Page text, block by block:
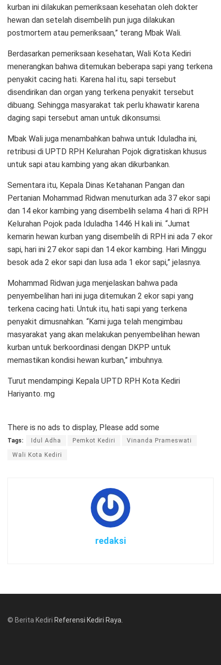
kurban ini dilakukan pemeriksaan kesehatan oleh dokter
hewan dan setelah disembelih pun juga dilakukan
postmortem atau pemeriksaan,” terang Mbak Wali.
Berdasarkan pemeriksaan kesehatan, Wali Kota Kediri
menerangkan bahwa ditemukan beberapa sapi yang terkena
penyakit cacing hati. Karena hal itu, sapi tersebut
disendirikan dan organ yang terkena penyakit tersebut
dibuang. Sehingga masyarakat tak perlu khawatir karena
daging sapi tersebut aman untuk dikonsumsi.
Mbak Wali juga menambahkan bahwa untuk Iduladha ini,
retribusi di UPTD RPH Kelurahan Pojok digratiskan khusus
untuk sapi atau kambing yang akan dikurbankan.
Sementara itu, Kepala Dinas Ketahanan Pangan dan
Pertanian Mohammad Ridwan menuturkan ada 37 ekor sapi
dan 14 ekor kambing yang disembelih selama 4 hari di RPH
Kelurahan Pojok pada Iduladha 1446 H kali ini. “Jumat
kemarin hewan kurban yang disembelih di RPH ini ada 7 ekor
sapi, hari ini 27 ekor sapi dan 14 ekor kambing. Hari Minggu
besok ada 2 ekor sapi dan lusa ada 1 ekor sapi,” jelasnya.
Mohammad Ridwan juga menjelaskan bahwa pada
penyembelihan hari ini juga ditemukan 2 ekor sapi yang
terkena cacing hati. Untuk itu, hati sapi yang terkena
penyakit dimusnahkan. “Kami juga telah mengimbau
masyarakat yang akan melakukan penyembelihan hewan
kurban untuk berkoordinasi dengan DKPP untuk
memastikan kondisi hewan kurban,” imbuhnya.
Turut mendampingi Kepala UPTD RPH Kota Kediri
Hariyanto. mg
There is no ads to display, Please add some
Tags: Idul Adha Pemkot Kediri Vinanda Prameswati
Wali Kota Kediri
redaksi
© Berita Kediri Referensi Kediri Raya.